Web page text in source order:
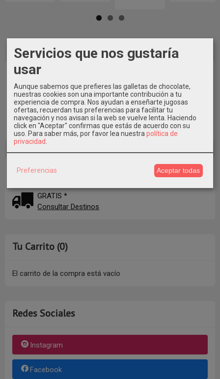
Marcas
Costes de Envío
GRATIS *
Consultar Destinos
Tu Carrito (0)
El carrito de la compra está vacío
Redes Sociales
Instagram
Facebook
Servicios que nos gustaría
usar
Aunque sabemos que prefieres las galletas de chocolate,
nuestras cookies son una importante contribución a tu
experiencia de compra. Nos ayudan a enseñarte jugosas
ofertas, recuerdan tus preferencias para facilitar tu
navegación y nos avisan si la web se vuelve lenta. Haciendo
click en "Aceptar" confirmas que estás de acuerdo con su
uso. Para saber más, por favor lea nuestra política de
privacidad
Preferencias Aceptar todas